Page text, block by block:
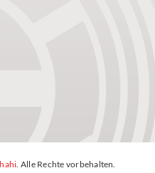
. Alle Rechte vorbehalten.